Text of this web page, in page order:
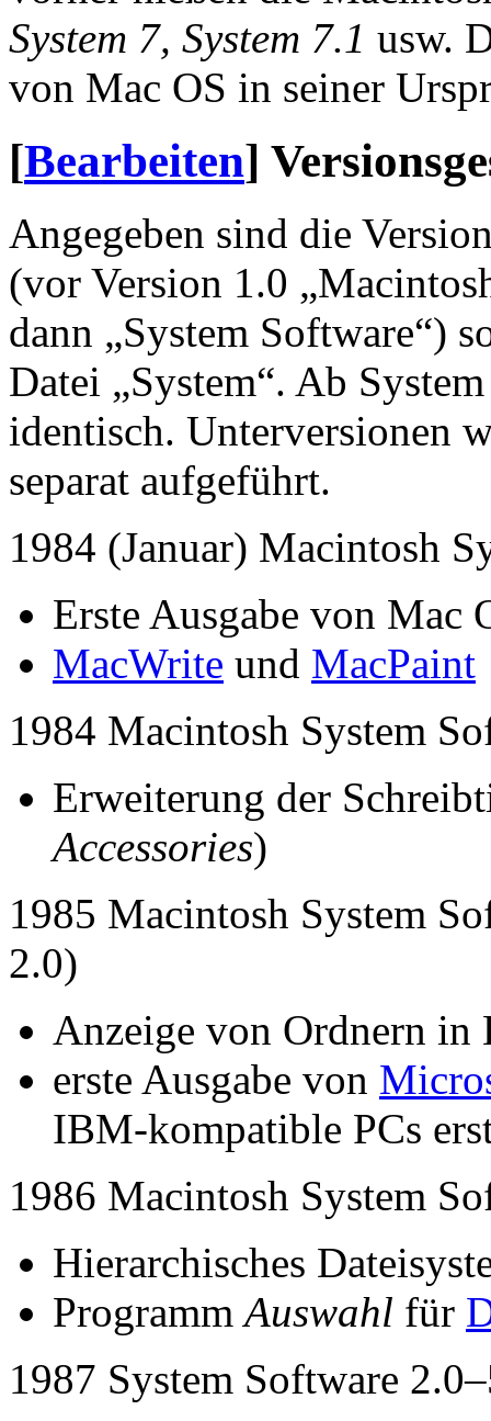
System 7, System 7.1 usw.
von Mac OS in seiner
[Bearbeiten]
Angegeben sind die
(vor Version 1.0
dann „System Software“)
Datei „System“. Ab
identisch. Unterversionen
separat aufgeführt.
1984 (Januar) Macintosh
Erste Ausgabe von Mac
MacWrite und MacPaint
1984 Macintosh System
Erweiterung der
Accessories)
1985 Macintosh System
2.0)
Anzeige von Ordnern in
erste Ausgabe von
IBM-kompatible PCs
1986 Macintosh System
Hierarchisches
ProgrammAuswahl für
1987 System Software